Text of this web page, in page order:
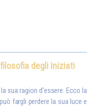
degli Iniziati
sua ragion d'essere. Ecco la
fargli perdere la sua luce e